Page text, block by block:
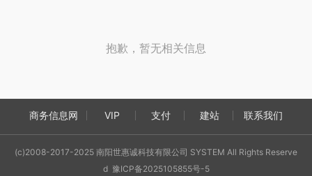
抱歉，暂无相关信息
商务信息网 VIP 支付 建站 联系我们
(c)2008-2017-2025 南阳世惠诚科技有限公司 SYSTEM All Rights Reserve
d 豫ICP备2025105855号-5